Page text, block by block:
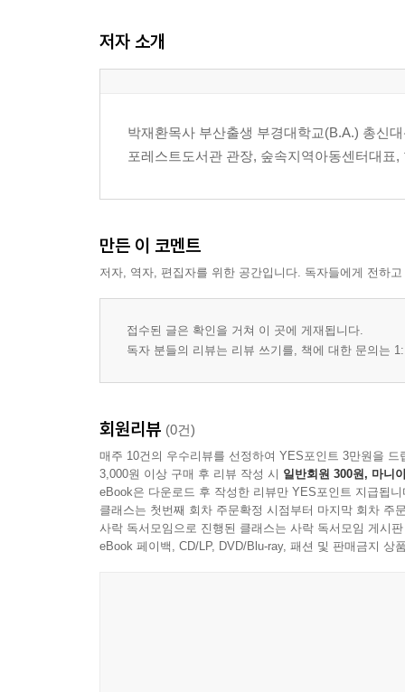
저자 소개
박재환목사 부산출생 부경대학교(B.A.) 총신
포레스트도서관 관장, 숲속지역아동센터대
만든 이 코멘트
저자, 역자, 편집자를 위한 공간입니다. 독자들에게 전하
접수된 글은 확인을 거쳐 이 곳에 게재됩니다.
독자 분들의 리뷰는 리뷰 쓰기를, 책에 대한 문의는
회원리뷰 (0건)
매주 10건의 우수리뷰를 선정하여 YES포인트 3만원을 드
3,000원 이상 구매 후 리뷰 작성 시 일반회원 300원, 마니
eBook은 다운로드 후 작성한 리뷰만 YES포인트 지급됩니
클래스는 첫번째 회차 주문확정 시점부터 마지막 회차 주
사락 독서모임으로 진행된 클래스는 사락 독서모임 게시
eBook 페이백, CD/LP, DVD/Blu-ray, 패션 및 판매금지 상